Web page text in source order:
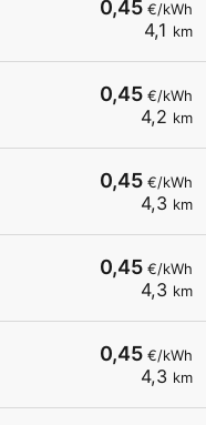
0,45 €/kWh
4,1 km
0,45 €/kWh
4,2 km
0,45 €/kWh
4,3 km
0,45 €/kWh
4,3 km
0,45 €/kWh
4,3 km